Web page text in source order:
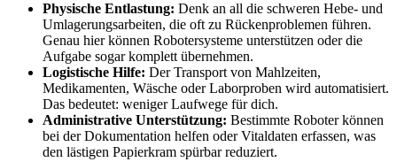
Physische Entlastung: Denk an all die schweren Hebe- und
Umlagerungsarbeiten, die oft zu Rückenproblemen führen.
Genau hier können Robotersysteme unterstützen oder die
Aufgabe sogar komplett übernehmen.
Logistische Hilfe: Der Transport von Mahlzeiten,
Medikamenten, Wäsche oder Laborproben wird automatisiert.
Das bedeutet: weniger Laufwege für dich.
Administrative Unterstützung: Bestimmte Roboter können
bei der Dokumentation helfen oder Vitaldaten erfassen, was
den lästigen Papierkram spürbar reduziert.